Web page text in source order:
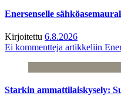
Enersenselle
Kirjoitettu 6.8.2026
Ei kommentteja artikkeliin
Starkin ammattilaiskysely: